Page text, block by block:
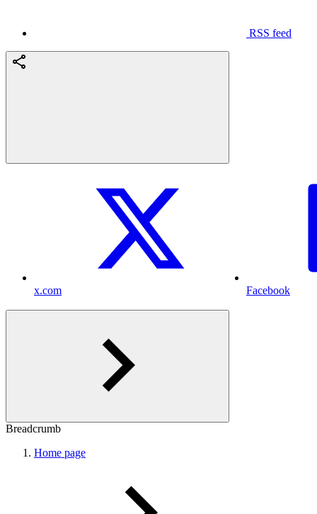
RSS feed
x.com Facebook
Breadcrumb
Home page